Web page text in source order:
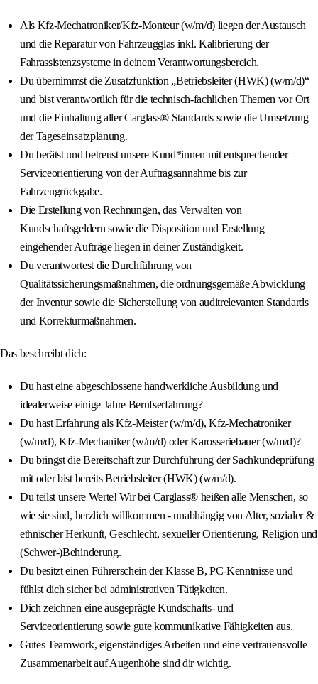
Als Kfz-Mechatroniker/Kfz-Monteur (w/m/d) liegen der Austausch
und die Reparatur von Fahrzeugglas inkl. Kalibrierung der
Fahrassistenzsysteme in deinem Verantwortungsbereich.
Du übernimmst die Zusatzfunktion „Betriebsleiter (HWK) (w/m/d)“
und bist verantwortlich für die technisch-fachlichen Themen vor Ort
und die Einhaltung aller Carglass® Standards sowie die Umsetzung
der Tageseinsatzplanung.
Du berätst und betreust unsere Kund*innen mit entsprechender
Serviceorientierung von der Auftragsannahme bis zur
Fahrzeugrückgabe.
Die Erstellung von Rechnungen, das Verwalten von
Kundschaftsgeldern sowie die Disposition und Erstellung
eingehender Aufträge liegen in deiner Zuständigkeit.
Du verantwortest die Durchführung von
Qualitätssicherungsmaßnahmen, die ordnungsgemäße Abwicklung
der Inventur sowie die Sicherstellung von auditrelevanten Standards
und Korrekturmaßnahmen.
Das beschreibt dich:
Du hast eine abgeschlossene handwerkliche Ausbildung und
idealerweise einige Jahre Berufserfahrung?
Du hast Erfahrung als Kfz-Meister (w/m/d), Kfz-Mechatroniker
(w/m/d), Kfz-Mechaniker (w/m/d) oder Karosseriebauer (w/m/d)?
Du bringst die Bereitschaft zur Durchführung der Sachkundeprüfung
mit oder bist bereits Betriebsleiter (HWK) (w/m/d).
Du teilst unsere Werte! Wir bei Carglass® heißen alle Menschen, so
wie sie sind, herzlich willkommen - unabhängig von Alter, sozialer &
ethnischer Herkunft, Geschlecht, sexueller Orientierung, Religion und
(Schwer-)Behinderung.
Du besitzt einen Führerschein der Klasse B, PC-Kenntnisse und
fühlst dich sicher bei administrativen Tätigkeiten.
Dich zeichnen eine ausgeprägte Kundschafts- und
Serviceorientierung sowie gute kommunikative Fähigkeiten aus.
Gutes Teamwork, eigenständiges Arbeiten und eine vertrauensvolle
Zusammenarbeit auf Augenhöhe sind dir wichtig.